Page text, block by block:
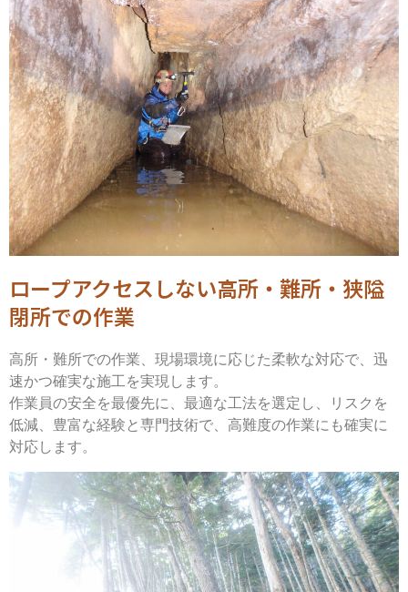
ロープアクセスしない高所・難所・狭隘
閉所での作業
高所・難所での作業、現場環境に応じた柔軟な対応で、迅
速かつ確実な施工を実現します。
作業員の安全を最優先に、最適な工法を選定し、リスクを
低減、豊富な経験と専門技術で、高難度の作業にも確実に
対応します。